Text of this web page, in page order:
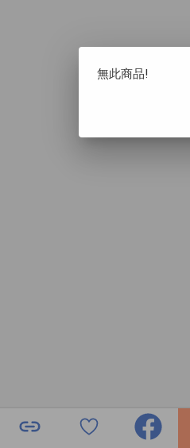
無此商品!